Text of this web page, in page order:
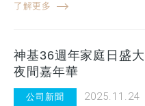
了解更多
神基36週年家庭日盛
夜間嘉年華
公司新聞 2025.11.24